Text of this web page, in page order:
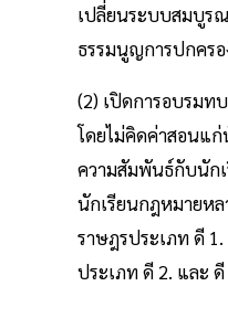
เปลี่ยนระบบสมบูร
ธรรมนูญการปกคร
(2) เปิดการอบรม
โดยไม่คิดค่าสอนแก่
ความสัมพันธ์กับนัก
นักเรียนกฎหมายห
ราษฎรประเภท ดี
ประเภท ดี 2. และ ดี